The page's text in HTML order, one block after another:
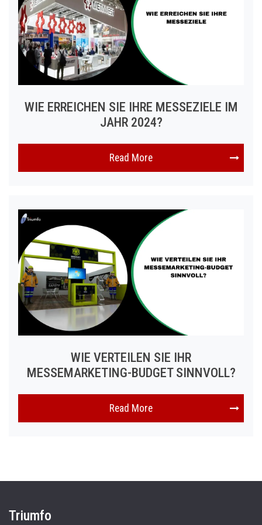
WIE ERREICHEN SIE IHRE MESSEZIELE IM
JAHR 2024?
Read More
WIE VERTEILEN SIE IHR
MESSEMARKETING-BUDGET SINNVOLL?
Read More
Triumfo